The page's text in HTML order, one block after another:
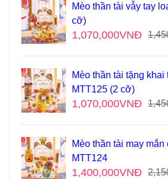
Mèo thần tài vẫy tay
cỡ)
1,070,000VNĐ
Mèo thần tài tặng
MTT125 (2 cỡ)
1,070,000VNĐ
Mèo thần tài may
MTT124
1,400,000VNĐ